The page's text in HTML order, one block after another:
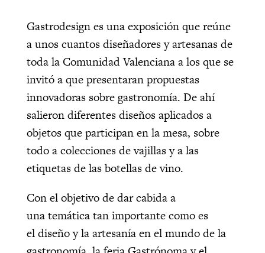
Gastrodesign es una exposición que reúne
a unos cuantos diseñadores y artesanas de
toda la Comunidad Valenciana a los que se
invitó a que presentaran propuestas
innovadoras sobre gastronomía. De ahí
salieron diferentes diseños aplicados a
objetos que participan en la mesa, sobre
todo a colecciones de vajillas y a las
etiquetas de las botellas de vino.
Con el objetivo de dar cabida a
una temática tan importante como es
el diseño y la artesanía en el mundo de la